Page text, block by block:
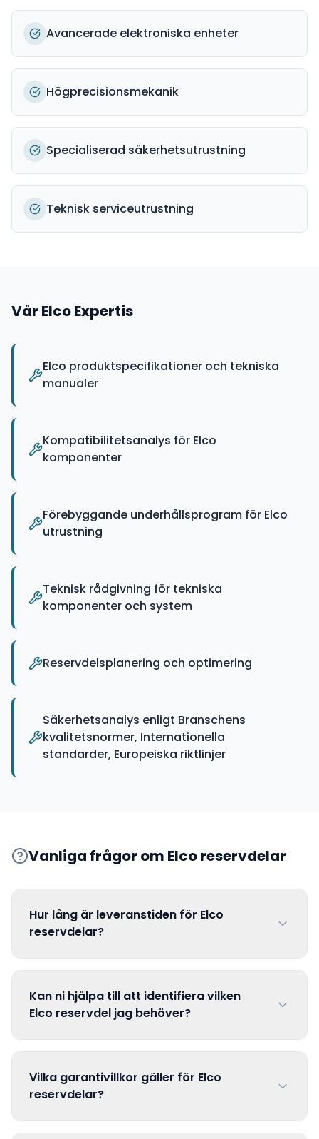
Avancerade elektroniska enheter
Högprecisionsmekanik
Specialiserad säkerhetsutrustning
Teknisk serviceutrustning
Vår ElcoExpertis
Elco produktspecifikationer och tekniska
manualer
Kompatibilitetsanalys för Elco
komponenter
Förebyggande underhållsprogram för Elco
utrustning
Teknisk rådgivning för tekniska
komponenter och system
Reservdelsplanering och optimering
Säkerhetsanalys enligt Branschens
kvalitetsnormer, Internationella
standarder, Europeiska riktlinjer
Vanliga frågor om Elcoreservdelar
Hur lång är leveranstiden för Elco
reservdelar?
Kan ni hjälpa till att identifiera vilken
Elco reservdel jag behöver?
Vilka garantivillkor gäller för Elco
reservdelar?